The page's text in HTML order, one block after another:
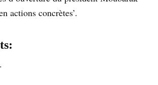
actions concrètes’.